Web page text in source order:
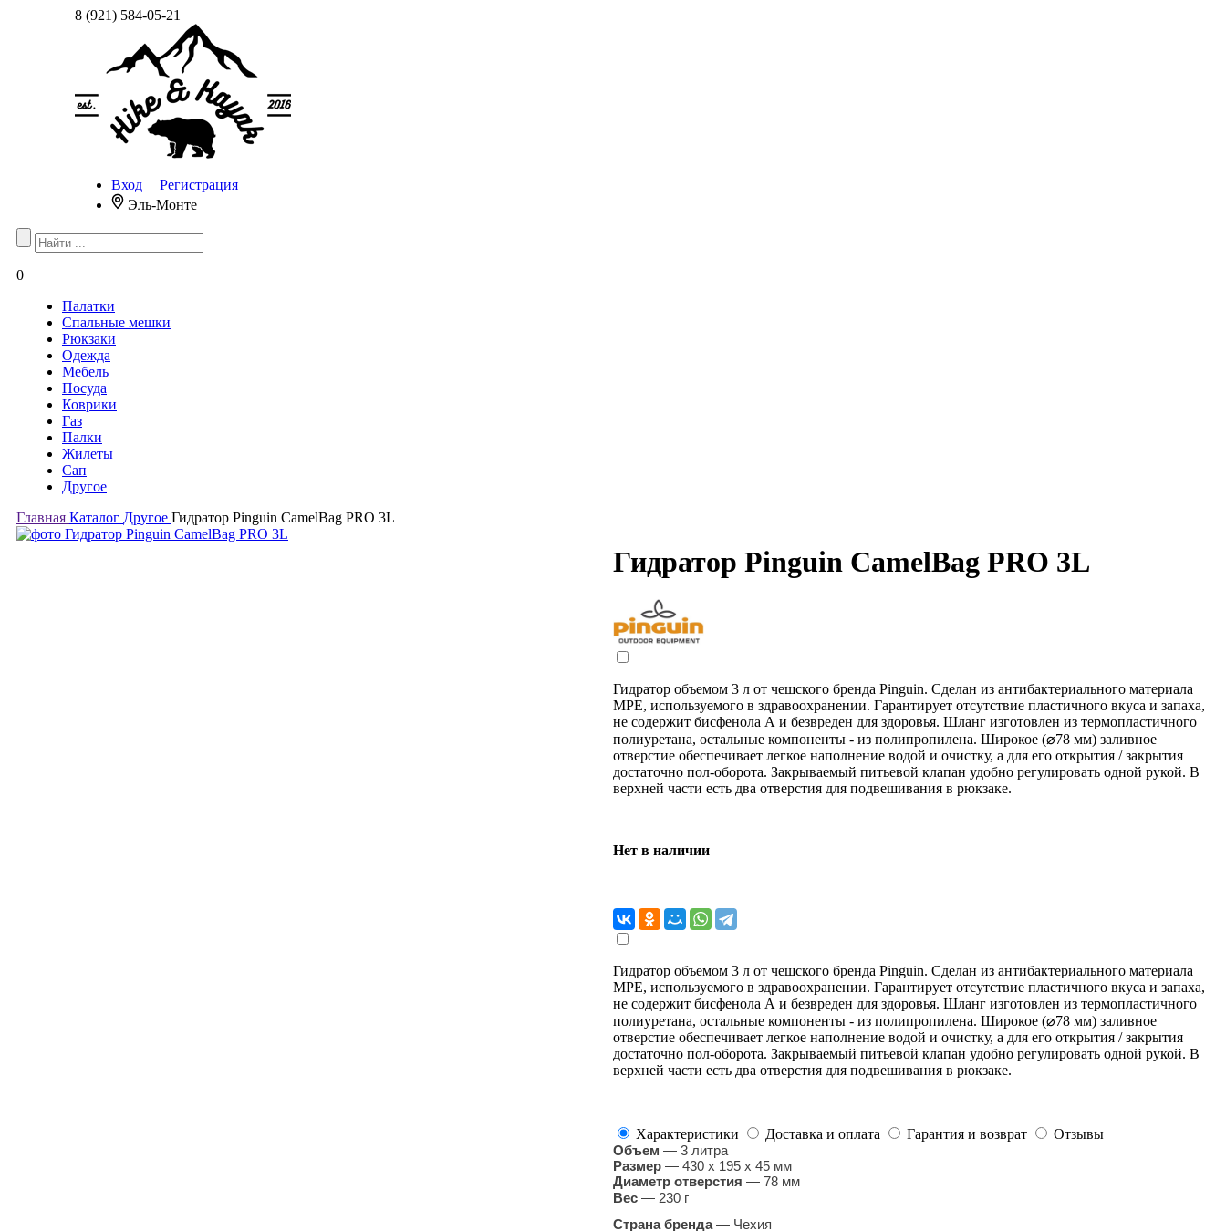
8 (921) 584-05-21
Вход | Регистрация
Эль-Монте
0
Палатки
Спальные мешки
Рюкзаки
Одежда
Мебель
Посуда
Коврики
Газ
Палки
Жилеты
Сап
Другое
Главная Каталог Другое Гидратор Pinguin CamelBag PRO 3L
Гидратор Pinguin CamelBag PRO 3L
Гидратор объемом 3 л от чешского бренда Pinguin. Сделан из антибактериального материала
MPE, используемого в здравоохранении. Гарантирует отсутствие пластичного вкуса и запаха,
не содержит бисфенола А и безвреден для здоровья. Шланг изготовлен из термопластичного
полиуретана, остальные компоненты - из полипропилена. Широкое (⌀78 мм) заливное
отверстие обеспечивает легкое наполнение водой и очистку, а для его открытия / закрытия
достаточно пол-оборота. Закрываемый питьевой клапан удобно регулировать одной рукой. В
верхней части есть два отверстия для подвешивания в рюкзаке.
Нет в наличии
Гидратор объемом 3 л от чешского бренда Pinguin. Сделан из антибактериального материала
MPE, используемого в здравоохранении. Гарантирует отсутствие пластичного вкуса и запаха,
не содержит бисфенола А и безвреден для здоровья. Шланг изготовлен из термопластичного
полиуретана, остальные компоненты - из полипропилена. Широкое (⌀78 мм) заливное
отверстие обеспечивает легкое наполнение водой и очистку, а для его открытия / закрытия
достаточно пол-оборота. Закрываемый питьевой клапан удобно регулировать одной рукой. В
верхней части есть два отверстия для подвешивания в рюкзаке.
Характеристики Доставка и оплата Гарантия и возврат
Отзывы
Объем — 3 литра
Размер — 430 x 195 x 45 мм
Диаметр отверстия — 78 мм
Вес — 230 г
Страна бренда— Чехия